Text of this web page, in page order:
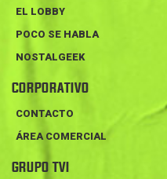
EL LOBBY
POCO SE HABLA
NOSTALGEEK
CORPORATIVO
CONTACTO
ÁREA COMERCIAL
GRUPO TVI